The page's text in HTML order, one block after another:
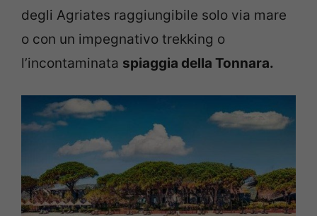
degli Agriates raggiungibile solo via mare
o con un impegnativo trekking o
l’incontaminata spiaggia della Tonnara.